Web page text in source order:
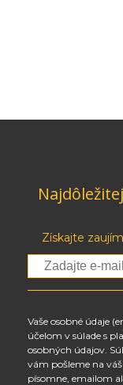
Získajte
Vaše osobné údaje
účelom v súlade s
osobných údajov.
vám pošleme na
písomne, emailom